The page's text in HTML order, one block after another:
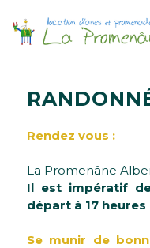
RANDONN
Rendez vous :
La Promenâne
Il est impératif
départ à 17
Se munir de